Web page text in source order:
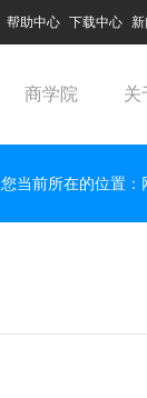
帮助中心 下载中心 新
商学院 关
您当前所在的位置：